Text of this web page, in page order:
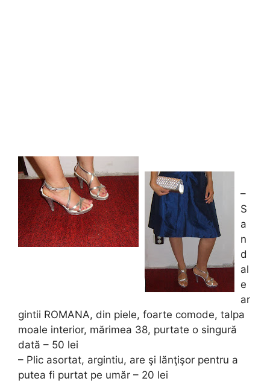
–
S
a
n
d
al
e
ar
gintii ROMANA, din piele, foarte comode, talpa
moale interior, mărimea 38, purtate o singură
dată – 50 lei
– Plic asortat, argintiu, are şi lănţişor pentru a
putea fi purtat pe umăr – 20 lei